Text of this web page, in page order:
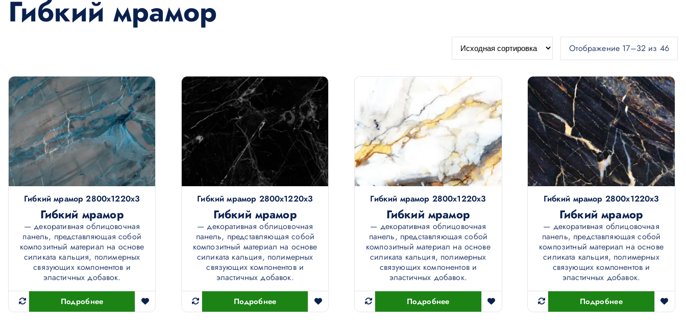
Гибкий мрамор
Отображение 17–32 из 46
Гибкий мрамор 2800х1220х3
Гибкий мрамор
— декоративная облицовочная
панель, представляющая собой
композитный материал на основе
силиката кальция, полимерных
связующих компонентов и
эластичных добавок.
Подробнее
Гибкий мрамор 2800х1220х3
Гибкий мрамор
— декоративная облицовочная
панель, представляющая собой
композитный материал на основе
силиката кальция, полимерных
связующих компонентов и
эластичных добавок.
Подробнее
Гибкий мрамор 2800х1220х3
Гибкий мрамор
— декоративная облицовочная
панель, представляющая собой
композитный материал на основе
силиката кальция, полимерных
связующих компонентов и
эластичных добавок.
Подробнее
Гибкий мрамор 2800х1220х3
Гибкий мрамор
— декоративная облицовочная
панель, представляющая собой
композитный материал на основе
силиката кальция, полимерных
связующих компонентов и
эластичных добавок.
Подробнее